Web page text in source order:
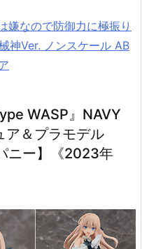
嫌なので防御力に極振り
神Ver. ノンスケール AB
WASP』NAVY
ア＆プラモデル
ニー】《2023年